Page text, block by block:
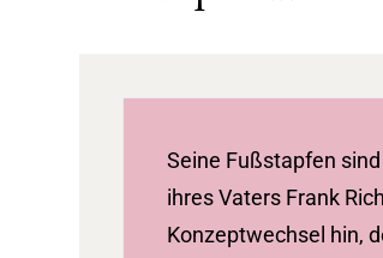
Seine Fußstapfen
ihres Vaters Frank
Konzeptwechsel hin,